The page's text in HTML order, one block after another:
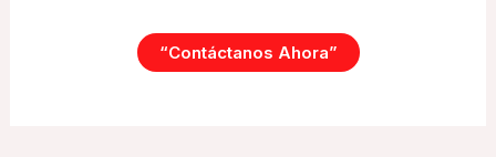
“Contáctanos Ahora”